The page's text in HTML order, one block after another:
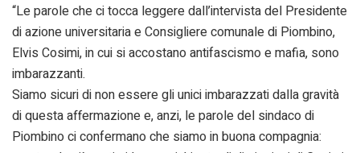
“Le parole che ci tocca leggere dall’intervista del Presidente
di azione universitaria e Consigliere comunale di Piombino,
Elvis Cosimi, in cui si accostano antifascismo e mafia, sono
imbarazzanti.
Siamo sicuri di non essere gli unici imbarazzati dalla gravità
di questa affermazione e, anzi, le parole del sindaco di
Piombino ci confermano che siamo in buona compagnia: